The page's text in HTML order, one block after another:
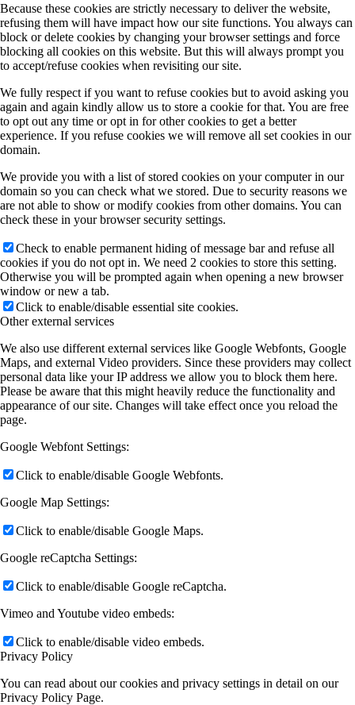
Because these cookies are strictly necessary to deliver the website,
refusing them will have impact how our site functions. You always can
block or delete cookies by changing your browser settings and force
blocking all cookies on this website. But this will always prompt you
to accept/refuse cookies when revisiting our site.
We fully respect if you want to refuse cookies but to avoid asking you
again and again kindly allow us to store a cookie for that. You are free
to opt out any time or opt in for other cookies to get a better
experience. If you refuse cookies we will remove all set cookies in our
domain.
We provide you with a list of stored cookies on your computer in our
domain so you can check what we stored. Due to security reasons we
are not able to show or modify cookies from other domains. You can
check these in your browser security settings.
Check to enable permanent hiding of message bar and refuse all
cookies if you do not opt in. We need 2 cookies to store this setting.
Otherwise you will be prompted again when opening a new browser
window or new a tab.
Click to enable/disable essential site cookies.
Other external services
We also use different external services like Google Webfonts, Google
Maps, and external Video providers. Since these providers may collect
personal data like your IP address we allow you to block them here.
Please be aware that this might heavily reduce the functionality and
appearance of our site. Changes will take effect once you reload the
page.
Google Webfont Settings:
Click to enable/disable Google Webfonts.
Google Map Settings:
Click to enable/disable Google Maps.
Google reCaptcha Settings:
Click to enable/disable Google reCaptcha.
Vimeo and Youtube video embeds:
Click to enable/disable video embeds.
Privacy Policy
You can read about our cookies and privacy settings in detail on our
Privacy Policy Page.